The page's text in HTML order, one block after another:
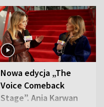
Nowa edycja „The
Voice Comeback
Stage”. Ania Karwan